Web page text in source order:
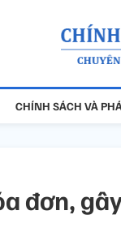
CHÍNH SÁCH VÀ
đơn,